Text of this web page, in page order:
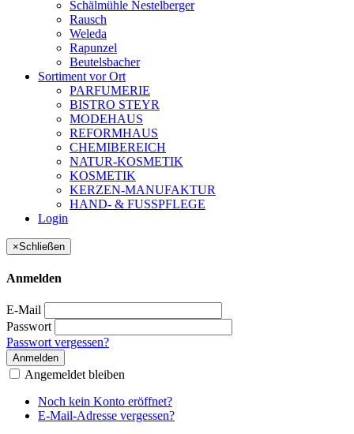
Schälmühle Nestelberger
Rausch
Weleda
Rapunzel
Beutelsbacher
Sortiment vor Ort
PARFUMERIE
BISTRO STEYR
MODEHAUS
REFORMHAUS
CHEMIBEREICH
NATUR-KOSMETIK
KOSMETIK
KERZEN-MANUFAKTUR
HAND- & FUSSPFLEGE
Login
×Schließen
Anmelden
E-Mail
Passwort
Passwort vergessen?
Anmelden
Angemeldet bleiben
Noch kein Konto eröffnet?
E-Mail-Adresse vergessen?